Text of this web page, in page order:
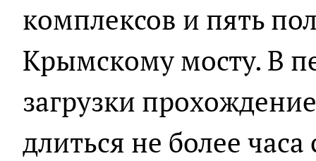
комплексов и пять
Крымскому мосту. В
загрузки
длиться не более